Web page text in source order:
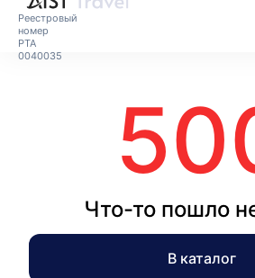
Реестровый
номер
РТА
0040035
Что-то пошло
В каталог